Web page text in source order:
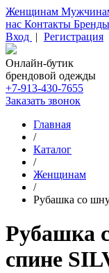
Женщинам
нас Контакты Бренды
Вход | Регистрация
Онлайн-бутик
брендовой одежды
+7-913-430-7655
Заказать звонок
Главная
/
Каталог
/
Женщинам
/
Рубашка со
Рубашка
спине